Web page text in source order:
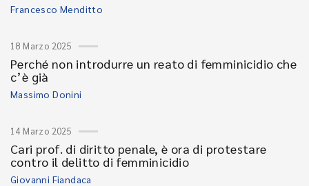
Francesco Menditto
18 Marzo 2025
Perché non introdurre un reato di femminicidio che
c’è già
Massimo Donini
14 Marzo 2025
Cari prof. di diritto penale, è ora di protestare
contro il delitto di femminicidio
Giovanni Fiandaca